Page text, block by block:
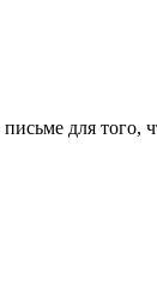
для того,